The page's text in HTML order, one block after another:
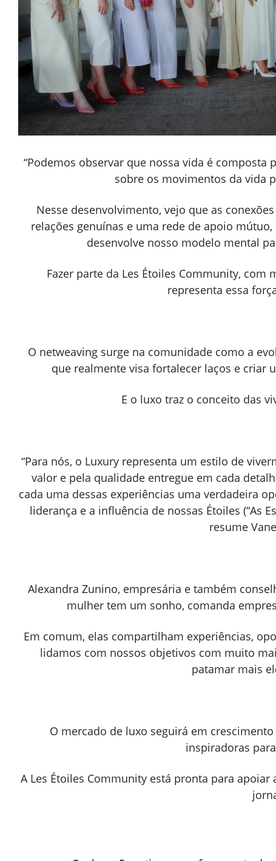
“Podemos observar que nossa vida é composta
sobre os movimentos da vida
Nesse desenvolvimento, vejo que as
relações genuínas e uma rede de apoio
desenvolve nosso modelo mental
Fazer parte da Les Étoiles Community,
representa essa
O netweaving surge na comunidade como a
que realmente visa fortalecer laços e criar
E o luxo traz o conceito das
“Para nós, o Luxury representa um estilo de
valor e pela qualidade entregue em cada
cada uma dessas experiências uma verdadeira
liderança e a influência de nossas Étoiles (“As
resume
Alexandra Zunino, empresária e também
mulher tem um sonho, comanda
Em comum, elas compartilham experiências,
lidamos com nossos objetivos com muito
patamar mais
O mercado de luxo seguirá em
inspiradoras
A Les Étoiles Community está pronta para